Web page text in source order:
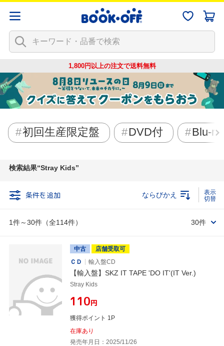
1,800円以上の注文で送料無料
初回生産限定盤 DVD付 Blu-
検索結果 Stray Kids
条件を追加
1件～30件（全114件）
ならびかえ
30件
中古
店舗受取可
ＣＤ
輸入盤CD
【輸入盤】SKZ IT TAPE 'DO IT'(IT Ver.)
Stray Kids
¥110円
獲得ポイント 1P
在庫あり
発売年月日：2025/11/26